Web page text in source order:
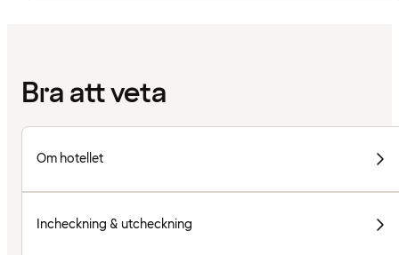
Bra att veta
Om hotellet
Incheckning & utcheckning